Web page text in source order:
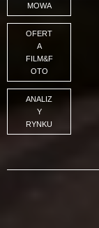
MOWA
OFERT
A
FILM&F
OTO
ANALIZ
Y
RYNKU